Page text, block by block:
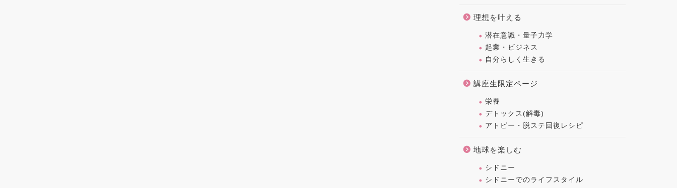
理想を叶える
潜在意識・量子力学
起業・ビジネス
自分らしく生きる
講座生限定ページ
栄養
デトックス(解毒)
アトピー・脱ステ回復レシピ
地球を楽しむ
シドニー
シドニーでのライフスタイル